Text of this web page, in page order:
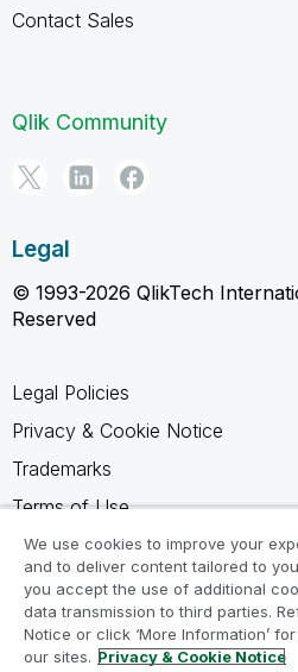
Contact Sales
Qlik Community
Legal
© 1993-2026 QlikTech
Reserved
Legal Policies
Privacy & Cookie Notice
Trademarks
Terms of Use
Legal Agreements
Product Terms
Do not share my info
We use cookies to improve your
and to deliver content tailored to
you accept the use of additional
data transmission to third parties.
Notice or click ‘More Information’
our sites. Privacy & Cookie Notice